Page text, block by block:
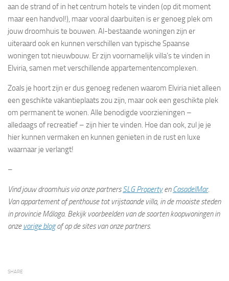
aan de strand of in het centrum hotels te vinden (op dit moment
maar een handvol!), maar vooral daarbuiten is er genoeg plek om
jouw droomhuis te bouwen. Al-bestaande woningen zijn er
uiteraard ook en kunnen verschillen van typische Spaanse
woningen tot nieuwbouw. Er zijn voornamelijk villa’s te vinden in
Elviria, samen met verschillende appartementencomplexen.
Zoals je hoort zijn er dus genoeg redenen waarom Elviria niet alleen
een geschikte vakantieplaats zou zijn, maar ook een geschikte plek
om permanent te wonen. Alle benodigde voorzieningen –
alledaags of recreatief – zijn hier te vinden. Hoe dan ook, zul je je
hier kunnen vermaken en kunnen genieten in de rust en luxe
waarnaar je verlangt!
–
Vind jouw droomhuis via onze partnersSLG PropertyenCasadelMar.
Van appartement of penthouse tot vrijstaande villa, in de mooiste steden
in provincie Málaga. Bekijk voorbeelden van de soorten koopwoningen in
onze vorige blogof op de sites van onze partners.
SHARE